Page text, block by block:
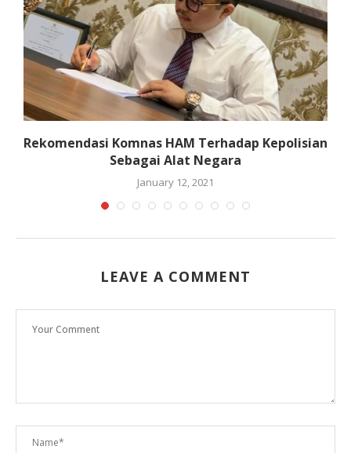
Rekomendasi Komnas HAM Terhadap Kepolisian
Sebagai Alat Negara
January 12, 2021
LEAVE A COMMENT